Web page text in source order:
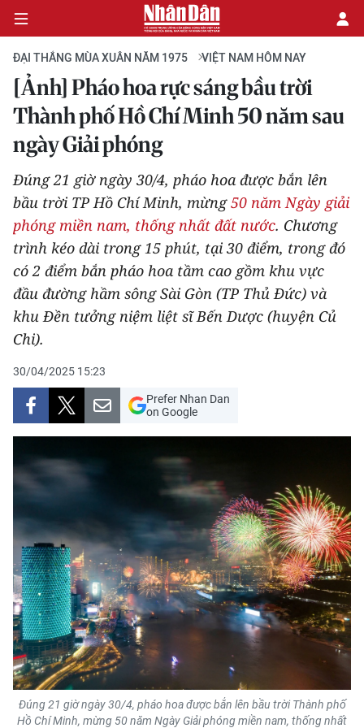
CHÍNH TRỊ
KINH TẾ
VĂN HÓA
XÃ HỘI
PHÁP LUẬT
DU LỊCH
THẾ GIỚI
THỂ THAO
GIÁO DỤC
Y TẾ
KHOA HỌC - CÔNG NGHỆ
MÔI TRƯỜNG
BẠN ĐỌC
KIỂM CHỨNG THÔNG TIN
TRI THỨC CHUYÊN SÂU
54 DÂN TỘC VIỆT NAM
ĐẠI THẮNG MÙA XUÂN NĂM 1975 VIỆT NAM HÔM NAY
[Ảnh] Pháo hoa rực sáng bầu trời
Thành phố Hồ Chí Minh 50 năm sau
ngày Giải phóng
Đúng 21 giờ ngày 30/4, pháo hoa được bắn lên
bầu trời TP Hồ Chí Minh, mừng50 năm Ngày giải
phóng miền nam, thống nhất đất nước. Chương
trình kéo dài trong 15 phút, tại 30 điểm, trong đó
có 2 điểm bắn pháo hoa tầm cao gồm khu vực
đầu đường hầm sông Sài Gòn (TP Thủ Đức) và
khu Đền tưởng niệm liệt sĩ Bến Dược (huyện Củ
Chi).
30/04/2025 15:23
Prefer Nhan Dan
on Google
Đúng 21 giờ ngày 30/4, pháo hoa được bắn lên bầu trời Thành phố
Hồ Chí Minh, mừng 50 năm Ngày Giải phóng miền nam, thống nhất